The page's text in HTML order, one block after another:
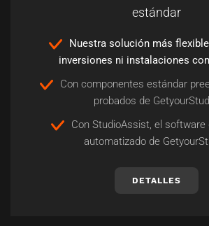
estándar
Nuestra solución más
inversiones ni instalaciones
Con componentes estándar
probados de
Con StudioAssist, el software
automatizado de
DETALLES